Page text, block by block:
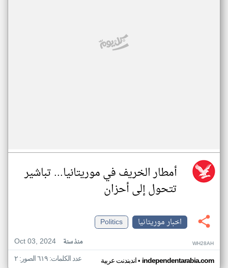
أمطار الخريف في موريتانيا... تباشير
تتحول إلى أحزان
اخبار موريتانيا
Politics
Oct 03, 2024
منذ سنة WH28AH
اندبندنت عربية• independentarabia.com عدد الكلمات: ٦١٩ الصور: ٢